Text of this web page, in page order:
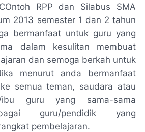
RPP dan Silabus SMA
2013 semester 1 dan 2 tahun
bermanfaat untuk guru yang
dalam kesulitan membuat
dan semoga berkah untuk
menurut anda bermanfaat
semua teman, saudara atau
ibu guru yang sama-sama
guru/pendidik yang
pembelajaran.